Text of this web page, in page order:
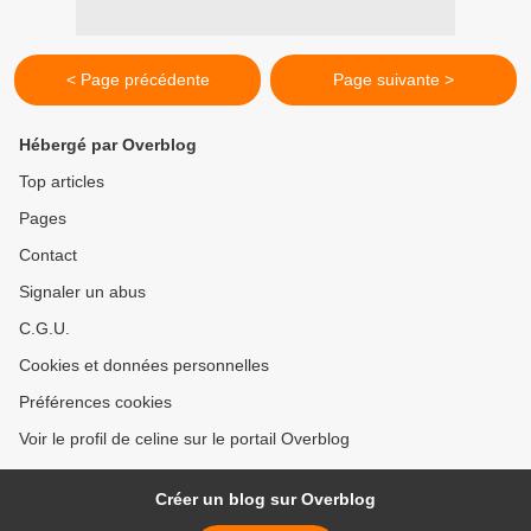
< Page précédente Page suivante >
Hébergé par Overblog
Top articles
Pages
Contact
Signaler un abus
C.G.U.
Cookies et données personnelles
Préférences cookies
Voir le profil de celine sur le portail Overblog
Créer un blog sur Overblog